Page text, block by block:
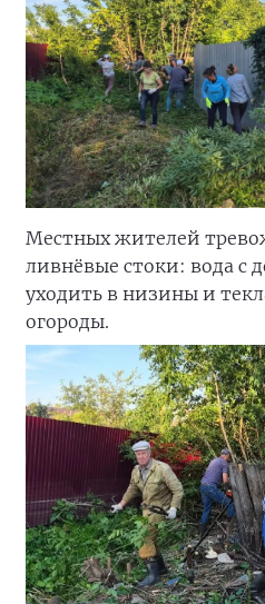
Местных жителей
ливнёвые стоки: вода с
уходить в низины и
огороды.